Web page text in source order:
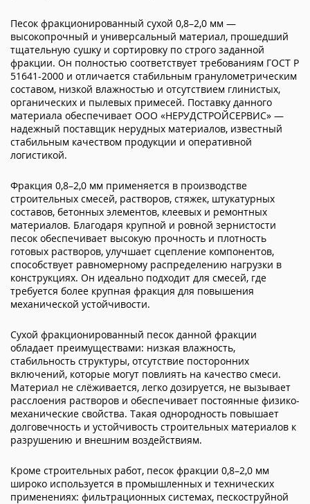
Песок фракционированный сухой 0,8–2,0 мм —
высокопрочный и универсальный материал, прошедший
тщательную сушку и сортировку по строго заданной
фракции. Он полностью соответствует требованиям ГОСТ Р
51641-2000 и отличается стабильным гранулометрическим
составом, низкой влажностью и отсутствием глинистых,
органических и пылевых примесей. Поставку данного
материала обеспечивает ООО «НЕРУДСТРОЙСЕРВИС» —
надежный поставщик нерудных материалов, известный
стабильным качеством продукции и оперативной
логистикой.
Фракция 0,8–2,0 мм применяется в производстве
строительных смесей, растворов, стяжек, штукатурных
составов, бетонных элементов, клеевых и ремонтных
материалов. Благодаря крупной и ровной зернистости
песок обеспечивает высокую прочность и плотность
готовых растворов, улучшает сцепление компонентов,
способствует равномерному распределению нагрузки в
конструкциях. Он идеально подходит для смесей, где
требуется более крупная фракция для повышения
механической устойчивости.
Сухой фракционированный песок данной фракции
обладает преимуществами: низкая влажность,
стабильность структуры, отсутствие посторонних
включений, которые могут повлиять на качество смеси.
Материал не слёживается, легко дозируется, не вызывает
расслоения растворов и обеспечивает постоянные физико-
механические свойства. Такая однородность повышает
долговечность и устойчивость строительных материалов к
разрушению и внешним воздействиям.
Кроме строительных работ, песок фракции 0,8–2,0 мм
широко используется в промышленных и технических
применениях: фильтрационных системах, пескоструйной